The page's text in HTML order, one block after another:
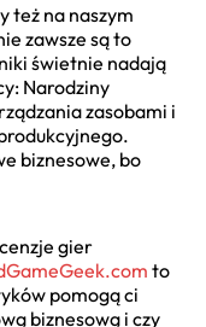
też na naszym
zawsze są to
świetnie nadają
Narodziny
zasobami i
biznesowe, bo
gier
to
pomogą ci
biznesową i czy